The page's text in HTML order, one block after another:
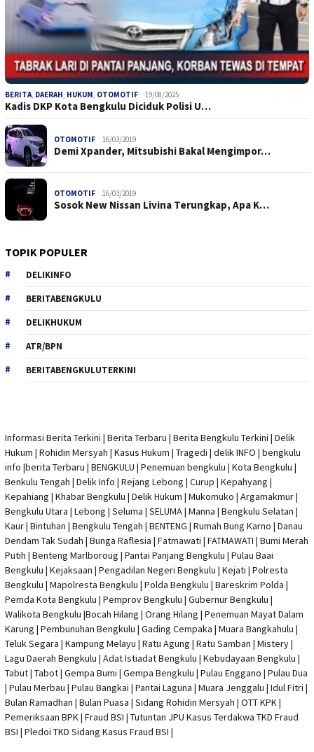
BERITA, DAERAH, HUKUM, OTOMOTIF 19/08/2025
Kadis DKP Kota Bengkulu Diciduk Polisi U…
OTOMOTIF 16/03/2019
Demi Xpander, Mitsubishi Bakal Mengimpor…
OTOMOTIF 16/03/2019
Sosok New Nissan Livina Terungkap, Apa K…
TOPIK POPULER
DELIKINFO
BERITABENGKULU
DELIKHUKUM
ATR/BPN
BERITABENGKULUTERKINI
Informasi Berita Terkini | Berita Terbaru | Berita Bengkulu Terkini | Delik
Hukum | Rohidin Mersyah | Kasus Hukum | Tragedi | delik INFO | bengkulu
info |berita Terbaru | BENGKULU | Penemuan bengkulu | Kota Bengkulu |
Benkulu Tengah | Delik Info | Rejang Lebong | Curup | Kepahyang |
Kepahiang | Khabar Bengkulu | Delik Hukum | Mukomuko | Argamakmur |
Bengkulu Utara | Lebong | Seluma | SELUMA | Manna | Bengkulu Selatan |
Kaur | Bintuhan | Bengkulu Tengah | BENTENG | Rumah Bung Karno | Danau
Dendam Tak Sudah | Bunga Raflesia | Fatmawati | FATMAWATI | Bumi Merah
Putih | Benteng Marlboroug | Pantai Panjang Bengkulu | Pulau Baai
Bengkulu | Kejaksaan | Pengadilan Negeri Bengkulu | Kejati | Polresta
Bengkulu | Mapolresta Bengkulu | Polda Bengkulu | Bareskrim Polda |
Pemda Kota Bengkulu | Pemprov Bengkulu | Gubernur Bengkulu |
Walikota Bengkulu |Bocah Hilang | Orang Hilang | Penemuan Mayat Dalam
Karung | Pembunuhan Bengkulu | Gading Cempaka | Muara Bangkahulu |
Teluk Segara | Kampung Melayu | Ratu Agung | Ratu Samban | Mistery |
Lagu Daerah Bengkulu | Adat Istiadat Bengkulu | Kebudayaan Bengkulu |
Tabut | Tabot | Gempa Bumi | Gempa Bengkulu | Pulau Enggano | Pulau Dua
| Pulau Merbau | Pulau Bangkai | Pantai Laguna | Muara Jenggalu | Idul Fitri |
Bulan Ramadhan | Bulan Puasa | Sidang Rohidin Mersyah | OTT KPK|
Pemeriksaan BPK | Fraud BSI | Tutuntan JPU Kasus Terdakwa TKD Fraud
BSI | Pledoi TKD Sidang Kasus Fraud BSI |